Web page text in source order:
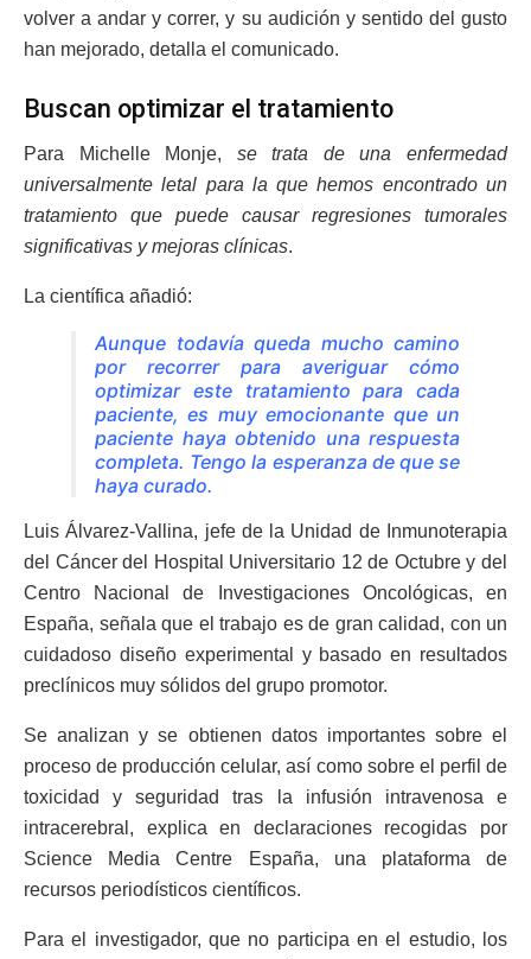
volver a andar y correr, y su audición y sentido del gusto
han mejorado, detalla el comunicado.
Buscan optimizar el tratamiento
Para Michelle Monje, se trata de una enfermedad
universalmente letal para la que hemos encontrado un
tratamiento que puede causar regresiones tumorales
significativas y mejoras clínicas.
La científica añadió:
Aunque todavía queda mucho camino
por recorrer para averiguar cómo
optimizar este tratamiento para cada
paciente, es muy emocionante que un
paciente haya obtenido una respuesta
completa. Tengo la esperanza de que se
haya curado.
Luis Álvarez-Vallina, jefe de la Unidad de Inmunoterapia
del Cáncer del Hospital Universitario 12 de Octubre y del
Centro Nacional de Investigaciones Oncológicas, en
España, señala que el trabajo es de gran calidad, con un
cuidadoso diseño experimental y basado en resultados
preclínicos muy sólidos del grupo promotor.
Se analizan y se obtienen datos importantes sobre el
proceso de producción celular, así como sobre el perfil de
toxicidad y seguridad tras la infusión intravenosa e
intracerebral, explica en declaraciones recogidas por
Science Media Centre España, una plataforma de
recursos periodísticos científicos.
Para el investigador, que no participa en el estudio, los